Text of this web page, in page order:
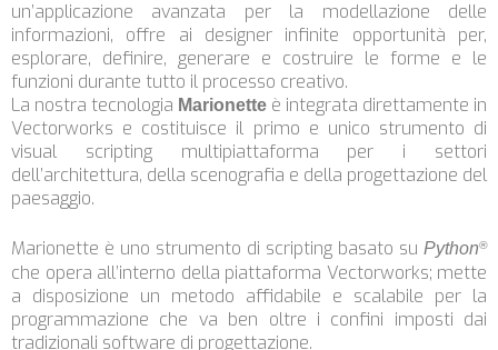
un’applicazione avanzata per la modellazione delle
informazioni, offre ai designer infinite opportunità per,
esplorare, definire, generare e costruire le forme e le
funzioni durante tutto il processo creativo.
La nostra tecnologia Marionette è integrata direttamente in
Vectorworks e costituisce il primo e unico strumento di
visual scripting multipiattaforma per i settori
dell’architettura, della scenografia e della progettazione del
paesaggio.
Marionette è uno strumento di scripting basato su Python®
che opera all’interno della piattaforma Vectorworks; mette
a disposizione un metodo affidabile e scalabile per la
programmazione che va ben oltre i confini imposti dai
tradizionali software di progettazione.